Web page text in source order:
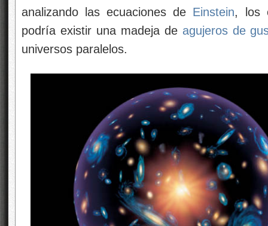
analizando las ecuaciones de Einstein, los
podría existir una madeja de agujeros de
universos paralelos.